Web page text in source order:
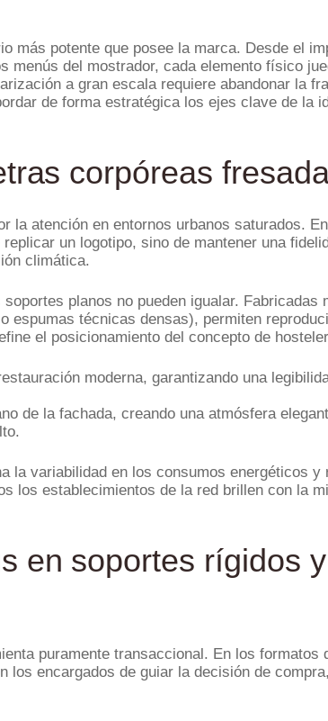
más potente que posee la marca. Desde el
menús del mostrador, cada elemento físico
a gran escala requiere abandonar la
de forma estratégica los ejes clave de la
corpóreas
la atención en entornos urbanos saturados.
un logotipo, sino de mantener una
climática.
planos no pueden igualar. Fabricadas
espumas técnicas densas), permiten
el posicionamiento del concepto de
moderna, garantizando una
de la fachada, creando una atmósfera
la variabilidad en los consumos energéticos y
los establecimientos de la red brillen con la
en soportes rígidos y
puramente transaccional. En los formatos
los encargados de guiar la decisión de